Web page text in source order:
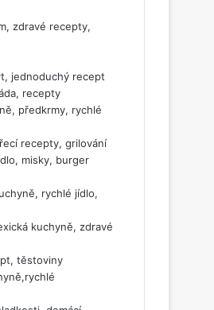
zdravé recepty,
jednoduchý recept
recepty
předkrmy, rychlé
recepty, grilování
misky, burger
rychlé jídlo,
kuchyně, zdravé
těstoviny